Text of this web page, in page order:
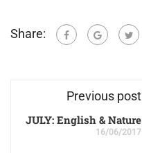
Share:
Previous post
JULY: English & Nature
16/06/2017